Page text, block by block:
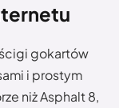
gokartów
i prostym
niż Asphalt 8,